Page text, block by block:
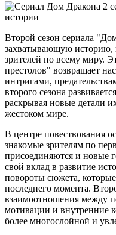
Второй сезон сериала
захватывающую историю,
зрителей по всему миру.
престолов" возвращает
интригами,
второго сезона
раскрывая новые детали
жестоком мире.
В центре повествования
знакомые зрителям по
присоединяются и новые
свой вклад в развитие
повороты сюжета,
последнего момента.
взаимоотношения между
мотивации и внутренние
более многослойной и